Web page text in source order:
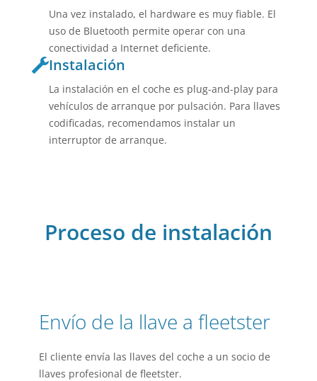
Una vez instalado, el hardware es muy fiable. El
uso de Bluetooth permite operar con una
conectividad a Internet deficiente.
Instalación
La instalación en el coche es plug-and-play para
vehículos de arranque por pulsación. Para llaves
codificadas, recomendamos instalar un
interruptor de arranque.
Proceso de instalación
Envío de la llave a fleetster
El cliente envía las llaves del coche a un socio de
llaves profesional de fleetster.